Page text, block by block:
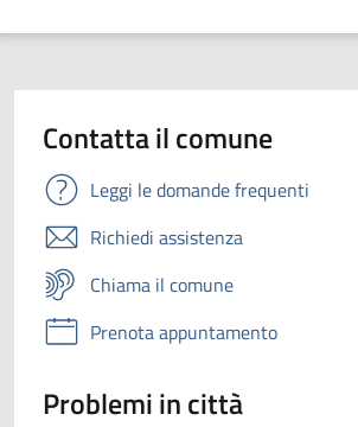
Contatta il comune
Leggi le domande frequenti
Richiedi assistenza
Chiama il comune
Prenota appuntamento
Problemi in città